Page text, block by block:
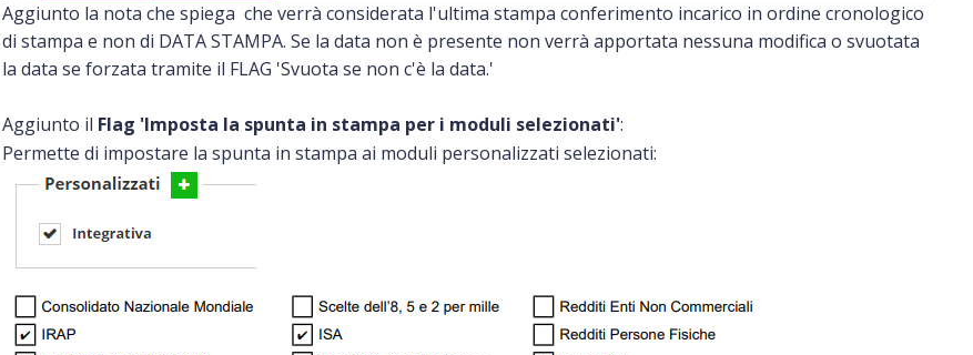
Aggiunto la nota che spiega che verrà considerata l'ultima stampa conferimento incarico in ordine cronologico
di stampa e non di DATA STAMPA. Se la data non è presente non verrà apportata nessuna modifica o svuotata
la data se forzata tramite il FLAG 'Svuota se non c'è la data.'
Aggiunto il Flag 'Imposta la spunta in stampa per i moduli selezionati':
Permette di impostare la spunta in stampa ai moduli personalizzati selezionati: